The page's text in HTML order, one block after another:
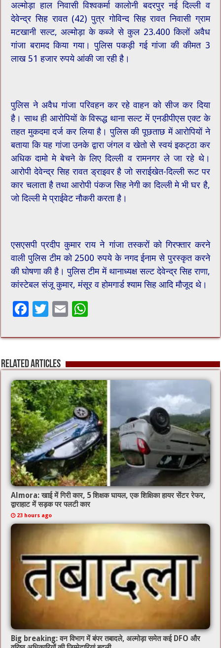
अल्मोड़ा हाल निवासी विश्वकर्मा कालोनी बदरपुर नई दिल्ली व
देवेन्द्र सिह रावत (42) पुत्र गोविन्द सिह रावत निवासी ग्राम
मटखानी सल्ट, अल्मोड़ा के कब्जे से कुल 23.400 किलों अवैध
गांजा बरामद किया गया। पुलिस पकड़ी गई गांजा की कीमत 3
लाख 51 हजार रुपये आंकी जा रही है।
पुलिस ने अवैध गांजा परिवहन कर रहे वाहन को सीज कर दिया
है। साथ ही आरोपियों के विरूद्ध थाना सल्ट में एनडीपीएस एक्ट के
तहत मुकदमा दर्ज कर लिया है। पुलिस की पूछताछ में आरोपियों ने
बताया कि यह गांजा उनके द्वारा जंगल व खेतो से स्वयं इकट्ठा कर
अधिक दामो मे बेचने के लिए दिल्ली व रामनगर ले जा रहे थे।
आरोपी देवेन्द्र सिह रावत ड्राइवर है जो सराईखेत-दिल्ली रूट पर
कार चलाता है तथा आरोपी पंकज सिह नेगी का दिल्ली मे भी घर है,
जो दिल्ली मे प्राईवेट नौकरी करता है।
एसएसपी प्रदीप कुमार राय ने गांजा तस्करों को गिरफ्तार करने
वाली पुलिस टीम को 2500 रुपये के नगद ईनाम से पुरस्कृत करने
की घोषणा की है। पुलिस टीम में थानाध्यक्ष सल्ट देवेन्द्र सिह राणा,
कांस्टेबल संजू कुमार, मंसूर व होमगार्ड श्याम सिह आदि मौजूद थे।
F
e
b
o
o
k
T
tt
er
E
ai
l
at
sA
p
p
Related Articles
Almora: खाई में गिरी कार, 5 शिक्षक घायल, एक शिक्षिका हायर सेंटर रेफर,
द्वाराहाट में सड़क पर पलटी कार
23 hours ago
Big breaking: वन विभाग में बंपर तबादले, अल्मोड़ा समेत कई DFO और